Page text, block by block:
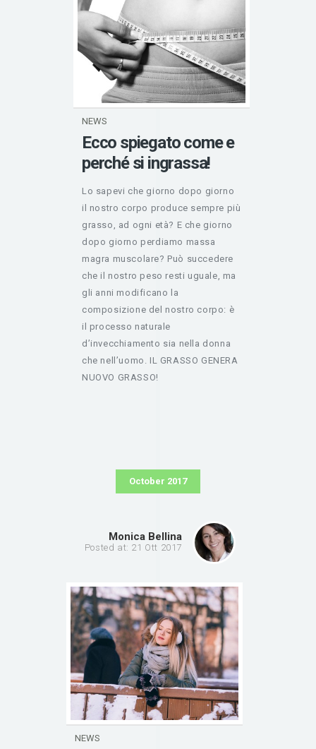
NEWS
Ecco spiegato come e
perché si ingrassa!
Lo sapevi che giorno dopo giorno
il nostro corpo produce sempre più
grasso, ad ogni età? E che giorno
dopo giorno perdiamo massa
magra muscolare? Può succedere
che il nostro peso resti uguale, ma
gli anni modificano la
composizione del nostro corpo: è
il processo naturale
d’invecchiamento sia nella donna
che nell’uomo. IL GRASSO GENERA
NUOVO GRASSO!
October 2017
Monica Bellina
Posted at: 21 Ott 2017
NEWS